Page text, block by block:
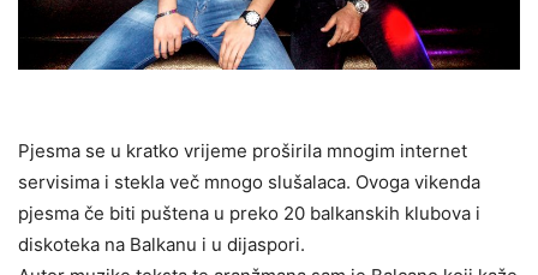
Pjesma se u kratko vrijeme proširila mnogim internet
servisima i stekla več mnogo slušalaca. Ovoga vikenda
pjesma če biti puštena u preko 20 balkanskih klubova i
diskoteka na Balkanu i u dijaspori.